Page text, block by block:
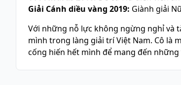
Giải Cánh diều vàng 2019: Giành giải
Với những nỗ lực không ngừng nghỉ và
mình trong làng giải trí Việt Nam. Cô là
cống hiến hết mình để mang đến